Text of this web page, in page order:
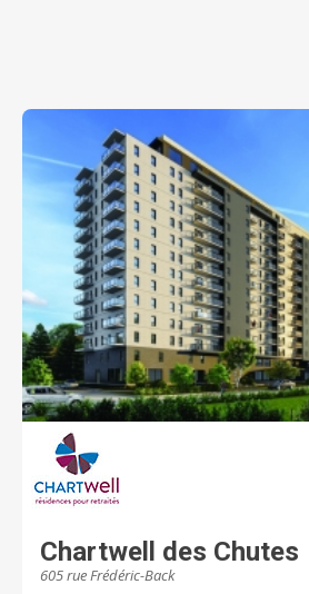
Chartwell des Chutes
605 rue Frédéric-Back